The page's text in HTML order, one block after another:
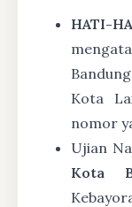
HATI-
Kota
nomor
Ujian
Kota